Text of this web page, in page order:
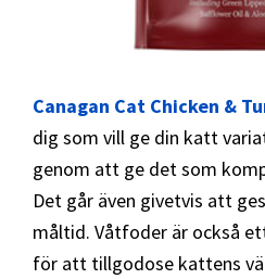
Canagan Cat Chicken &
dig som vill ge din katt
genom att ge det som
Det går även givetvis att
måltid. Våtfoder är också
för att tillgodose kattens